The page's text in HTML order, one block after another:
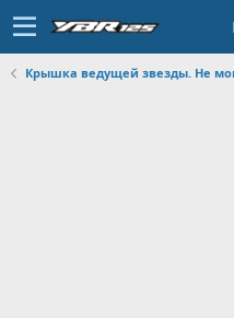
Крышка ведущей звезды. Не